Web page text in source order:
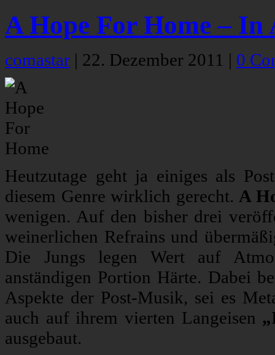
A Hope For Home – In
comastar | 22. Dezember 2011 | 0
Heutzutage geht ja einiges als
diesem Genre wirklich gerecht. A
wenigen. Auf den bisher drei
weinerlichen Refrains und
Die Jungs legen Wert auf
anständigen Portion Härte. Dabei
Aspekte der Post-Musik, sei es
auch auf ihrem vierten Langeisen
ausgebaut.